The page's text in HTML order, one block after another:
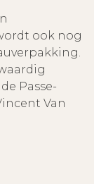
ook nog
Passe-
Van